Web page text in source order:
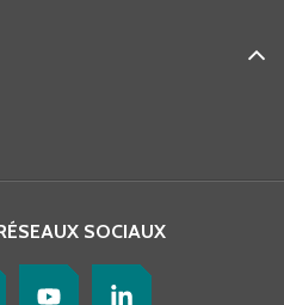
SOCIAUX